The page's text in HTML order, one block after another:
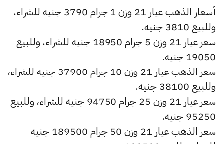
أسعار الذهب عيار 21 وزن 1 جرام 3790 جنيه للشراء،
وللبيع 3810 جنيه.
سعر عيار 21 وزن 5 جرام 18950 جنيه للشراء، وللبيع
19050 جنيه.
سعر الذهب عيار 21 وزن 10 جرام 37900 جنيه للشراء،
وللبيع 38100 جنيه.
سعر عيار 21 وزن 25 جرام 94750 جنيه للشراء، وللبيع
95250 جنيه.
سعر الذهب عيار 21 وزن 50 جرام 189500 جنيه